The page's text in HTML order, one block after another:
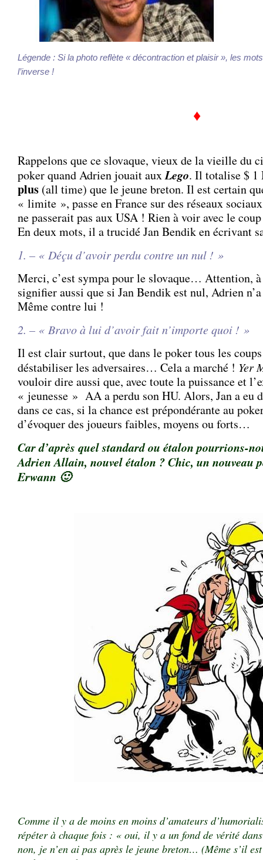
Légende : Si la photo reflète « décontraction et plaisir », les
l’inverse !
♦
Rappelons que ce slovaque, vieux de la vieille du
poker quand Adrien jouait auxLego. Il totalise$
plus (all time) que le jeune breton. Il est certain
« limite », passe en France sur des réseaux
ne passerait pas aux USA ! Rien à voir avec le
En deux mots, il a trucidé Jan Bendik en écrivant
1. – « Déçu d’avoir perdu contre un nul ! »
Merci, c’est sympa pour le slovaque… Attention, à
signifier aussi que si Jan Bendik est nul, Adrien
Même contre lui !
2. – « Bravo à lui d’avoir fait n’importe quoi ! »
Il est clair surtout, que dans le poker tous les
déstabiliser les adversaires… Cela a marché ! Yer
vouloir dire aussi que, avec toute la puissance et
« jeunesse » AA a perdu son HU. Alors, Jan a eu
dans ce cas, si la chance est prépondérante au
d’évoquer des joueurs faibles, moyens ou forts…
Car d’après quel standard ou étalon pourrions-
Adrien Allain, nouvel étalon ? Chic, un nouveau
Erwann 🙂
Comme il y a de moins en moins d’amateurs
répéter à chaque fois : « oui, il y a un fond de vérité
non, je n’en ai pas après le jeune breton… (Même s’il